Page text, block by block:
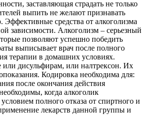
заставляющая страдать не только
выпить не желают признавать
средства от алкоголизма
зависимости. Алкоголизм – серьезный
позволяют успешно победить
выписывает врач после полного
терапии в домашних условиях.
дисульфирам, или налтрексон. Их
Кодировка необходима для:
после окончания действия
когда алкоголик
полного отказа от спиртного и
лекарств данной группы и